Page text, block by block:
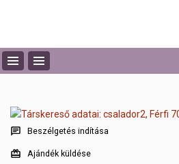
Beszélgetés indítása
Ajándék küldése